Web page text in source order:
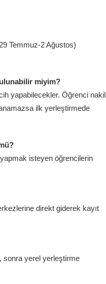
Temmuz-2 Ağustos)
miyim?
yapabilecekler. Öğrenci nakil
ilk yerleştirmede
isteyen öğrencilerin
direkt giderek kayıt
sonra yerel yerleştirme